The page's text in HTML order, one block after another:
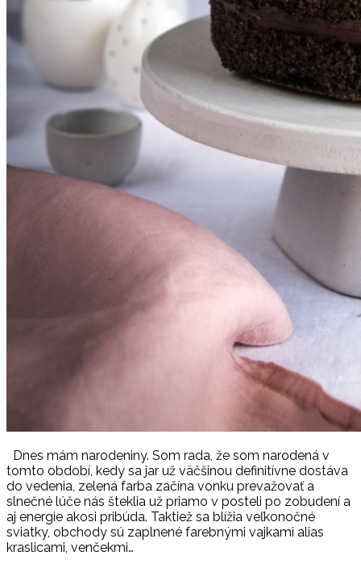
Dnes mám narodeniny. Som rada, že som narodená v
tomto období, kedy sa jar už väčšinou definitívne dostáva
do vedenia, zelená farba začína vonku prevažovať a
slnečné lúče nás šteklia už priamo v posteli po zobudení a
aj energie akosi pribúda. Taktiež sa blížia veľkonočné
sviatky, obchody sú zaplnené farebnými vajkami alias
kraslicami, venčekmi…